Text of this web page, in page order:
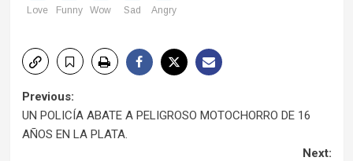
Love
Funny
Wow
Sad
Angry
Post
navigation
Previous:
UN POLICÍA ABATE A PELIGROSO MOTOCHORRO DE 16
AÑOS EN LA PLATA.
Next: